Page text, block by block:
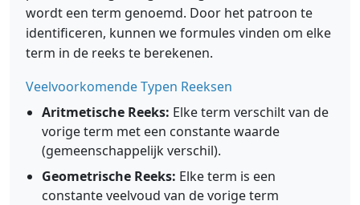
wordt een term genoemd. Door het patroon te
identificeren, kunnen we formules vinden om elke
term in de reeks te berekenen.
Veelvoorkomende Typen Reeksen
Aritmetische Reeks: Elke term verschilt van de
vorige term met een constante waarde
(gemeenschappelijk verschil).
Geometrische Reeks: Elke term is een
constante veelvoud van de vorige term